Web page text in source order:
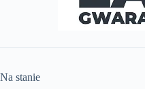
Na stanie